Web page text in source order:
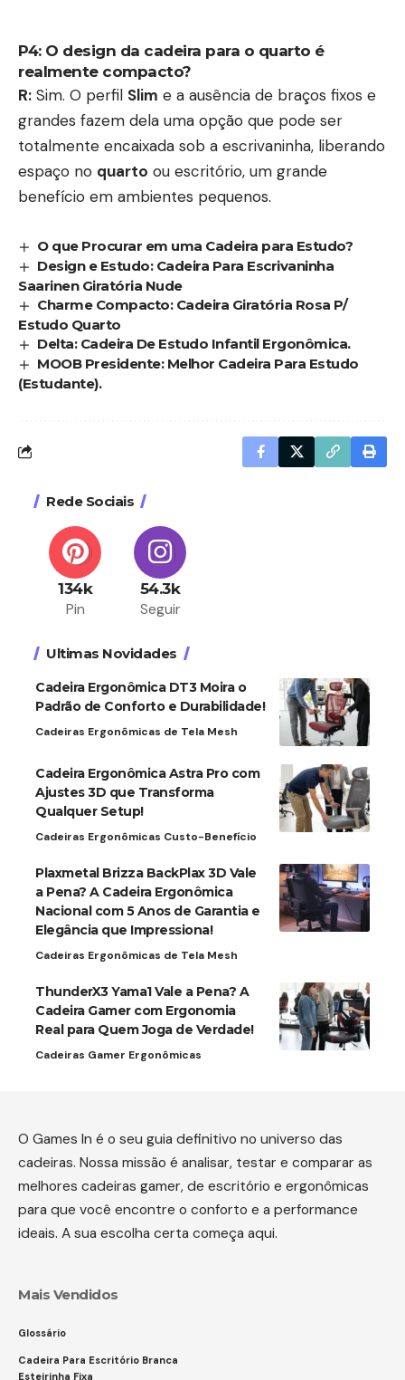
P4: O design da cadeira para o quarto é
realmente compacto?
R: Sim. O perfil Slim e a ausência de braços fixos e
grandes fazem dela uma opção que pode ser
totalmente encaixada sob a escrivaninha, liberando
espaço no quarto ou escritório, um grande
benefício em ambientes pequenos.
O que Procurar em uma Cadeira para Estudo?
Design e Estudo: Cadeira Para Escrivaninha
Saarinen Giratória Nude
Charme Compacto: Cadeira Giratória Rosa P/
Estudo Quarto
Delta: Cadeira De Estudo Infantil Ergonômica.
MOOB Presidente: Melhor Cadeira Para Estudo
(Estudante).
Rede Sociais
134k
Pin
54.3k
Seguir
Ultimas Novidades
Cadeira Ergonômica DT3 Moira o
Padrão de Conforto e Durabilidade!
Cadeiras Ergonômicas de Tela Mesh
Cadeira Ergonômica Astra Pro com
Ajustes 3D que Transforma
Qualquer Setup!
Cadeiras Ergonômicas Custo-Benefício
Plaxmetal Brizza BackPlax 3D Vale
a Pena? A Cadeira Ergonômica
Nacional com 5 Anos de Garantia e
Elegância que Impressiona!
Cadeiras Ergonômicas de Tela Mesh
ThunderX3 Yama1 Vale a Pena? A
Cadeira Gamer com Ergonomia
Real para Quem Joga de Verdade!
Cadeiras Gamer Ergonômicas
O Games In é o seu guia definitivo no universo das
cadeiras. Nossa missão é analisar, testar e comparar as
melhores cadeiras gamer, de escritório e ergonômicas
para que você encontre o conforto e a performance
ideais. A sua escolha certa começa aqui.
Mais Vendidos
Glossário
Cadeira Para Escritório Branca
Esteirinha Fixa